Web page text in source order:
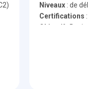
Niveaux : de
Certifications
Objectif :